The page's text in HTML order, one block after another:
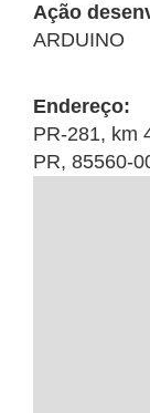
Ação
ARDUINO
Endereço:
PR-281, km
PR, 85560-